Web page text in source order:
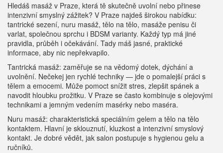
Hledáš masáž v Praze, která tě skutečně uvolní nebo přinese
intenzivní smyslný zážitek? V Praze najdeš širokou nabídku:
tantrické sezení, nuru masáž, tělo na tělo, masáže penisu či
varlat, společnou sprchu i BDSM varianty. Každý typ má jiné
pravidla, průběh i očekávání. Tady máš jasné, praktické
informace, aby nic nepřekvapilo.
Tantrická masáž: zaměřuje se na vědomý dotek, dýchání a
uvolnění. Nečekej jen rychlé techniky — jde o pomalejší práci s
tělem a emocemi. Může pomoct snížit stres, zlepšit spánek a
navodit hloubku prožitku. V Praze se často kombinuje s olejovými
technikami a jemným vedením masérky nebo maséra.
Nuru masáž: charakteristická speciálním gelem a tělo na tělo
kontaktem. Hlavní je sklouznutí, kluzkost a intenzivní smyslový
kontakt. Je dobré vědět, jak salon postupuje s hygienou gelu a
ručníků.